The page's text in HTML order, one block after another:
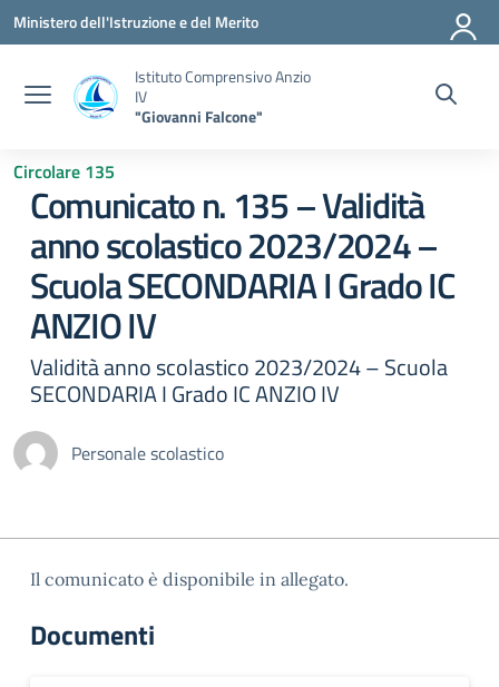
Vai ai contenuti
Vai al menu di navigazione
Vai al footer
Ministero dell'Istruzione e del Merito
Istituto Comprensivo Anzio
IV
"Giovanni Falcone"
Circolare 135
Comunicato n. 135 – Validità
anno scolastico 2023/2024 –
Scuola SECONDARIA I Grado IC
ANZIO IV
Validità anno scolastico 2023/2024 – Scuola
SECONDARIA I Grado IC ANZIO IV
Personale scolastico
Il comunicato è disponibile in allegato.
Documenti